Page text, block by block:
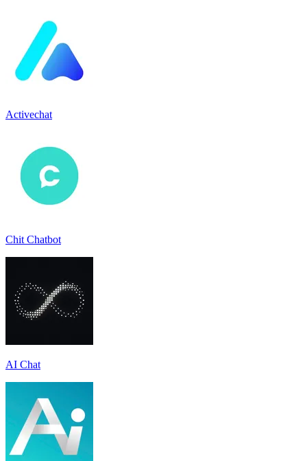
Activechat
Chit Chatbot
AI Chat